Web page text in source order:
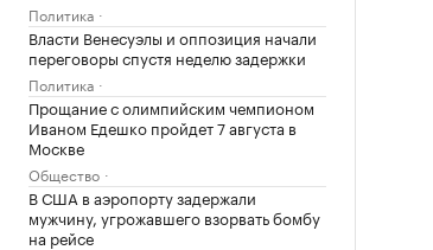
Политика
Власти Венесуэлы и оппозиция начали
переговоры спустя неделю задержки
Политика
Прощание с олимпийским чемпионом
Иваном Едешко пройдет 7 августа в
Москве
Общество
В США в аэропорту задержали
мужчину, угрожавшего взорвать бомбу
на рейсе